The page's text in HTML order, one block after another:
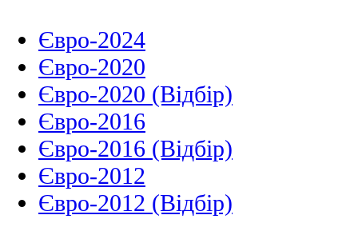
Євро-2024
Євро-2020
Євро-2020 (Відбір)
Євро-2016
Євро-2016 (Відбір)
Євро-2012
Євро-2012 (Відбір)